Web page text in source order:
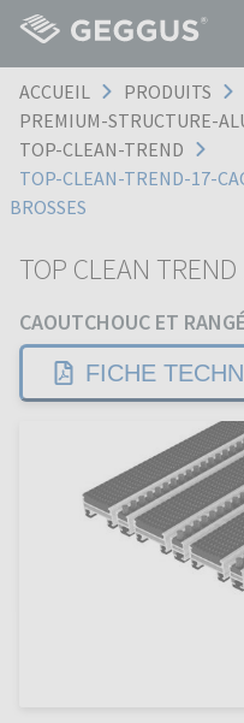
ACCUEIL PRODUITS
PREMIUM-STRUCTURE-
TOP-CLEAN-TREND
TOP-CLEAN-TREND-17-
BROSSES
TOP CLEAN
CAOUTCHOUC ET
FICHE